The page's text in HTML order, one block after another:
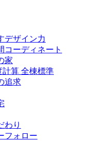
デザイン力
コーディネート
家
算 全棟標準
追求
わり
フォロー